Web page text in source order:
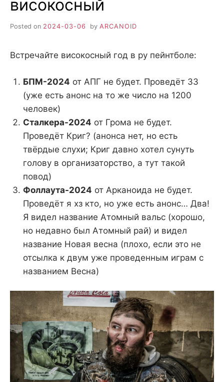
високосный
Posted on 2024-03-06 by ARCANOID
Встречайте високосный год в ру пейнтболе:
БПМ-2024 от АПГ не будет. Проведёт ЗЗ
(уже есть анонс на то же число на 1200
человек)
Сталкера-2024 от Грома не будет.
Проведёт Криг? (анонса нет, но есть
твёрдые слухи; Криг давно хотел сунуть
голову в организаторство, а тут такой
повод)
Фоллаута-2024 от Арканоида не будет.
Проведёт я хз кто, но уже есть анонс… Два!
Я видел название Атомный вальс (хорошо,
но недавно был Атомный рай) и видел
название Новая весна (плохо, если это не
отсылка к двум уже проведенным играм с
названием Весна)